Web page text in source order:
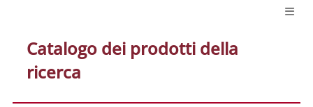
Catalogo dei prodotti della
ricerca